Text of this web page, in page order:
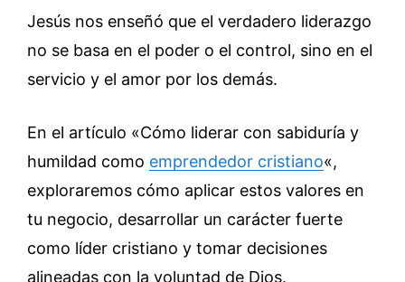
Jesús nos enseñó que el verdadero liderazgo
no se basa en el poder o el control, sino en el
servicio y el amor por los demás.
En el artículo «Cómo liderar con sabiduría y
humildad como emprendedor cristiano«,
exploraremos cómo aplicar estos valores en
tu negocio, desarrollar un carácter fuerte
como líder cristiano y tomar decisiones
alineadas con la voluntad de Dios.